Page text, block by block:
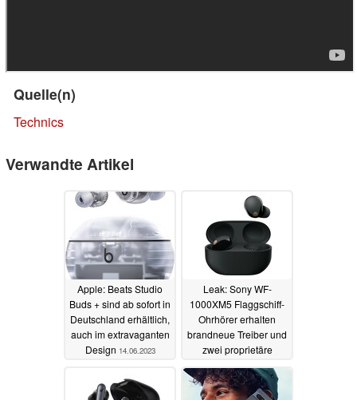
Quelle(n)
Technics
Verwandte Artikel
Apple: Beats Studio
Buds + sind ab sofort in
Deutschland erhältlich,
auch im extravaganten
Design 14.06.2023
Leak: Sony WF-
1000XM5 Flaggschiff-
Ohrhörer erhalten
brandneue Treiber und
zwei proprietäre
14.06.2023